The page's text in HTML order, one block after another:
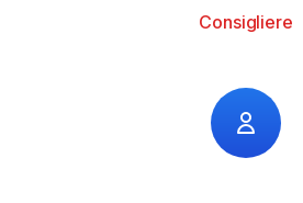
Consigliere